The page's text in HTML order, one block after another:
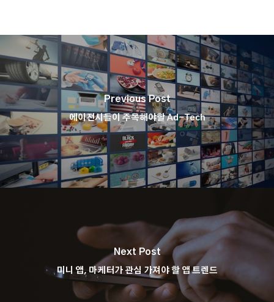
Previous Post
에이전시들이 주목해야할 Ad-Tech
Next Post
미니 앱, 마케터가 관심 가져야 할 앱 트렌드